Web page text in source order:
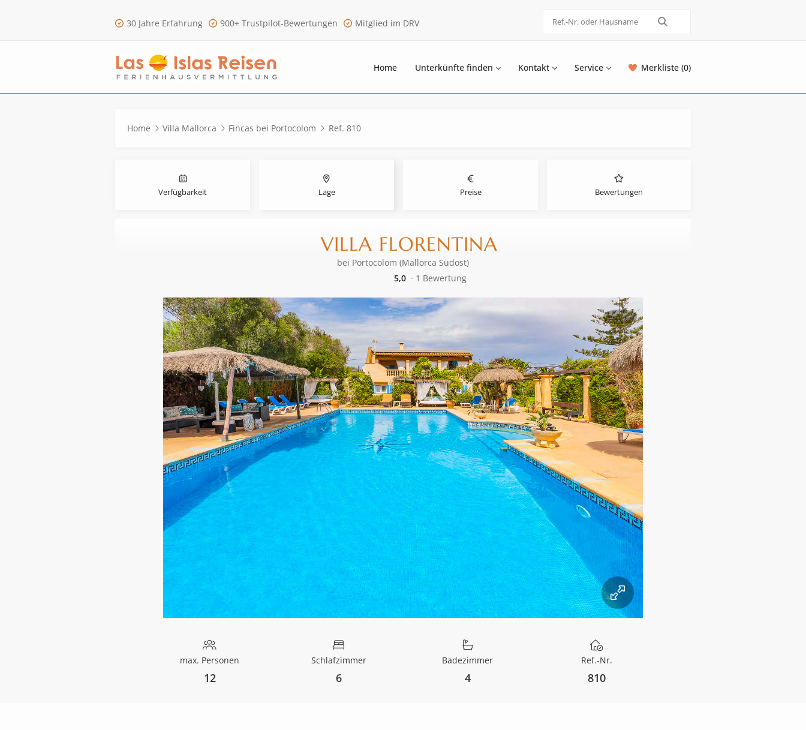
30 Jahre Erfahrung 900+ Trustpilot-Bewertungen Mitglied im DRV
Home Unterkünfte finden Kontakt Service Merkliste (0)
Home Villa Mallorca Fincas bei Portocolom Ref. 810
Verfügbarkeit Lage Preise Bewertungen
VILLA FLORENTINA
bei Portocolom (Mallorca Südost)
5,0
1 Bewertung
max. Personen
12
Schlafzimmer
6
Badezimmer
4
Ref.-Nr.
810